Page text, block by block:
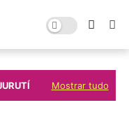
Mostrar tudo